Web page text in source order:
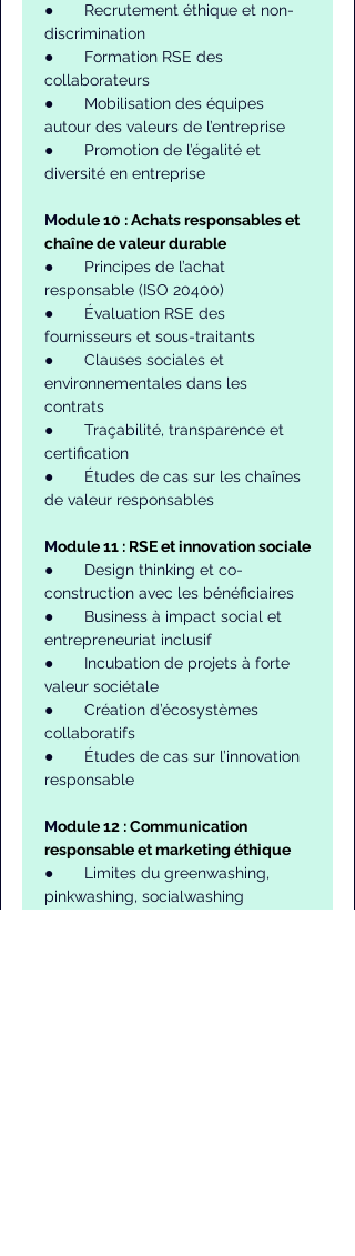
●       Recrutement éthique et non-
discrimination
●       Formation RSE des
collaborateurs
●       Mobilisation des équipes
autour des valeurs de l’entreprise
●       Promotion de l’égalité et
diversité en entreprise
Module 10 : Achats responsables et
chaîne de valeur durable
●       Principes de l’achat
responsable (ISO 20400)
●       Évaluation RSE des
fournisseurs et sous-traitants
●       Clauses sociales et
environnementales dans les
contrats
●       Traçabilité, transparence et
certification
●       Études de cas sur les chaînes
de valeur responsables
Module 11 : RSE et innovation sociale
●       Design thinking et co-
construction avec les bénéficiaires
●       Business à impact social et
entrepreneuriat inclusif
●       Incubation de projets à forte
valeur sociétale
●       Création d’écosystèmes
collaboratifs
●       Études de cas sur l’innovation
responsable
Module 12 : Communication
responsable et marketing éthique
●       Limites du greenwashing,
pinkwashing, socialwashing